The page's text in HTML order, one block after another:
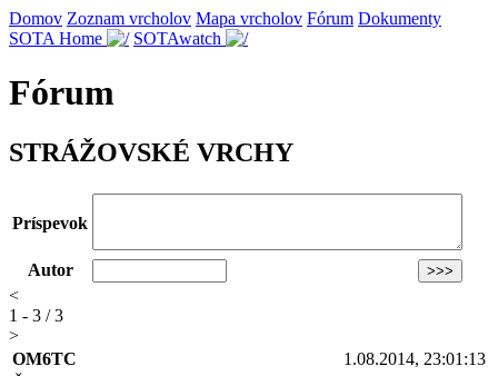
Domov Zoznam vrcholov Mapa vrcholov Fórum Dokumenty
SOTA Home
SOTAwatch
Fórum
STRÁŽOVSKÉ VRCHY
Príspevok
Autor
<
1 - 3 / 3
>
OM6TC
1.08.2014, 23:01:13